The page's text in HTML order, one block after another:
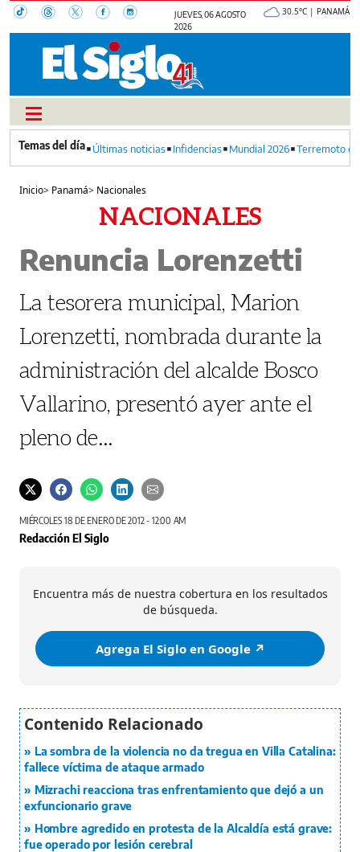
JUEVES, 06 AGOSTO
2026
30.5°C | PANAMÁ
Últimas noticias Infidencias Mundial 2026 Terremoto
Inicio> Panamá> Nacionales
NACIONALES
Renuncia Lorenzetti
La tesorera municipal, Marion
Lorenzetti, nombrada durante la
administración del alcalde Bosco
Vallarino, presentó ayer ante el
pleno de...
MIÉRCOLES 18 DE ENERO DE 2012 - 12:00 AM
Redacción El Siglo
Encuentra más de nuestra cobertura en los resultados
de búsqueda.
Agrega El Siglo en Google ↗️
La sombra de la violencia no da tregua en Villa Catalina:
fallece víctima de ataque armado
Mizrachi reacciona tras enfrentamiento que dejó a un
exfuncionario grave
Hombre agredido en protesta de la Alcaldía está grave:
fue operado por lesión cerebral